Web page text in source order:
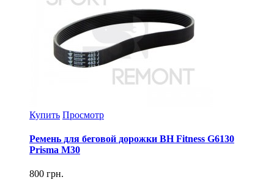
Купить Просмотр
Ремень для беговой дорожки BH Fitness G6130
Prisma M30
800 грн.